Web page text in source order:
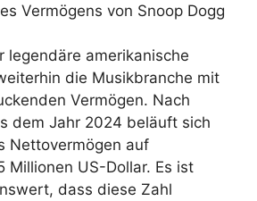
Vermögens von Snoop Dogg
legendäre amerikanische
die Musikbranche mit
Vermögen. Nach
dem Jahr 2024 beläuft sich
Nettovermögen auf
Millionen US-Dollar. Es ist
dass diese Zahl